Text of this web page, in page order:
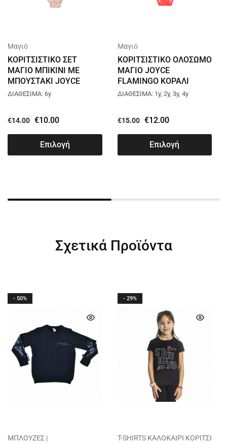
Μαγιό
ΚΟΡΙΤΣΙΣΤΙΚΟ ΣΕΤ
ΜΑΓΙΟ ΜΠΙΚΙΝΙ ΜΕ
ΜΠΟΥΣΤΑΚΙ JOYCE
FLOWERS ΣΟΜΟΝ
ΔΙΑΘΕΣΙΜΑ: 6y
€14.00 €10.00
Επιλογή
Μαγιό
ΚΟΡΙΤΣΙΣΤΙΚΟ ΟΛΟΣΩΜΟ
ΜΑΓΙΟ JOYCE
FLAMINGO ΚΟΡΑΛΙ
2441800
ΔΙΑΘΕΣΙΜΑ: 1y, 2y, 3y, 4y
€15.00 €12.00
Επιλογή
Σχετικά Προϊόντα
- 50%
ΜΠΛΟΥΖΕΣ |
- 29%
T-SHIRTS ΚΑΛΟΚΑΙΡΙ ΚΟΡΙΤΣΙ